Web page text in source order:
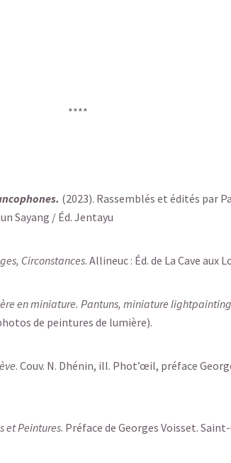
****
(2023). Rassemblés et édités par
Sayang / Éd. Jentayu
Circonstances. Allineuc : Éd. de La Cave
en miniature. Pantuns, miniature
de peintures de lumière).
. Couv. N. Dhénin, ill. Phot’œil, préface
et Peintures. Préface de Georges Voisset.